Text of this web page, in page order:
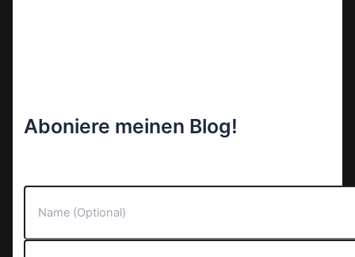
Aboniere meinen Blog!